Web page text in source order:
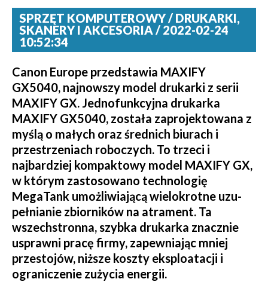
SPRZĘT KOMPUTEROWY / DRUKARKI,
SKANERY I AKCESORIA / 2022-02-24
10:52:34
Canon Europe przedstawia MAXIFY
GX5040, najnowszy model drukarki z serii
MAXIFY GX. Jednofunkcyjna drukarka
MAXIFY GX5040, została zaprojektowana z
myślą o małych oraz średnich biurach i
przestrzeniach roboczych. To trzeci i
najbardziej kompaktowy mode­l MAXIFY GX,
w którym zastosowano technologię
MegaTank umożliwiającą wielokrotne uzu­
peł­nianie zbiorników na atrament. Ta
wszechstronna, szybka drukarka znacznie
usprawni pracę firmy, zapewniając mniej
przestojów, niższe koszty eksploatacji i
ograniczenie zużycia energii.